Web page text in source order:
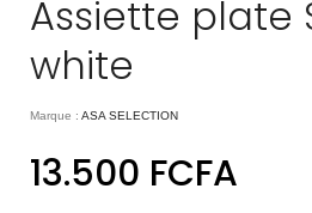
Assiette plate
white
Marque : ASA SELECTION
13.500 FCFA